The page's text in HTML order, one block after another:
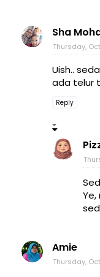
Sha
Thursday,
Uish..
ada telur
Reply
Amie
Thursday,